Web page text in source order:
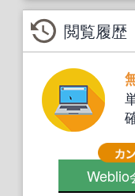
閲覧履歴
Weblio